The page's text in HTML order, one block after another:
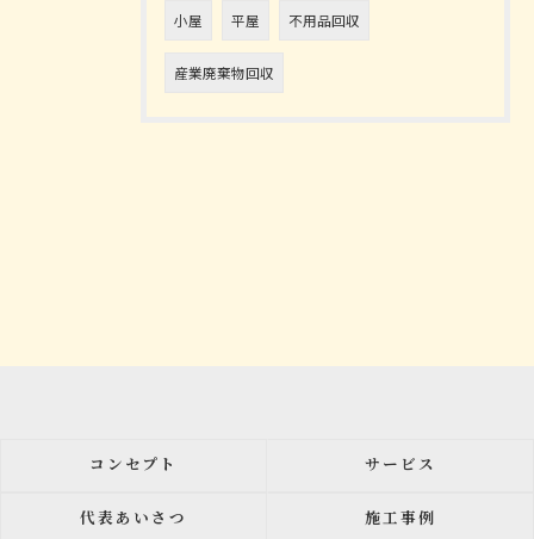
小屋 平屋 不用品回収
産業廃棄物回収
コンセプト サービス
代表あいさつ 施工事例